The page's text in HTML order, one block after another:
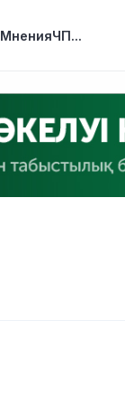
МненияЧП...